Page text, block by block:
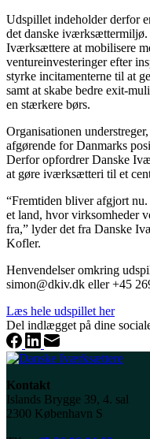
Udspillet indeholder derfor
det danske iværksættermiljø.
Iværksættere at mobilisere
ventureinvesteringer efter
styrke incitamenterne til at
samt at skabe bedre exit-
en stærkere børs.
Organisationen
afgørende for Danmarks
Derfor opfordrer Danske
at gøre iværksætteri til et
“Fremtiden bliver afgjort
et land, hvor virksomheder
fra,” lyder det fra Danske
Kofler.
Henvendelser omkring
simon@dkiv.dk eller +45
Læs hele udspillet her
Del indlægget på dine
Kontakt
Islands Brygge 39, 4. sal
2300 København S